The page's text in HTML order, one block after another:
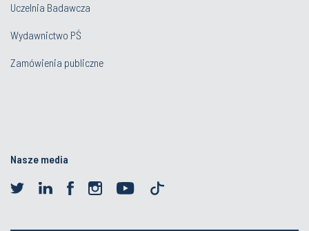
Uczelnia Badawcza
Wydawnictwo PŚ
Zamówienia publiczne
Nasze media